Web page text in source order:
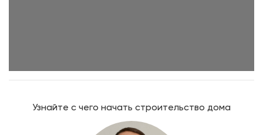
Узнайте с чего начать строительство дома